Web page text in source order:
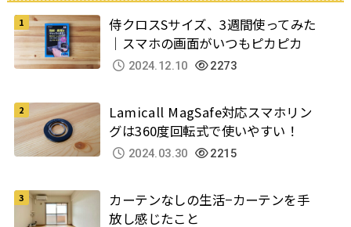
侍クロスSサイズ、3週間使ってみた
｜スマホの画面がいつもピカピカ
2024.12.10 2273
Lamicall MagSafe対応スマホリン
グは360度回転式で使いやすい！
2024.03.30 2215
カーテンなしの生活−カーテンを手
放し感じたこと